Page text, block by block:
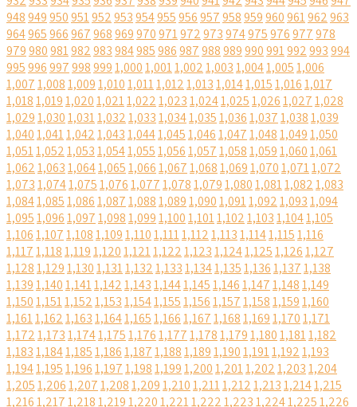
948949950951952953954955956957958959960961962963
964965966967968969970971972973974975976977978
979980981982983984985986987988989990991992993994
9959969979989991,0001,0011,0021,0031,0041,0051,006
1,0071,0081,0091,0101,0111,0121,0131,0141,0151,0161,017
1,0181,0191,0201,0211,0221,0231,0241,0251,0261,0271,028
1,0291,0301,0311,0321,0331,0341,0351,0361,0371,0381,039
1,0401,0411,0421,0431,0441,0451,0461,0471,0481,0491,050
1,0511,0521,0531,0541,0551,0561,0571,0581,0591,0601,061
1,0621,0631,0641,0651,0661,0671,0681,0691,0701,0711,072
1,0731,0741,0751,0761,0771,0781,0791,0801,0811,0821,083
1,0841,0851,0861,0871,0881,0891,0901,0911,0921,0931,094
1,0951,0961,0971,0981,0991,1001,1011,1021,1031,1041,105
1,1061,1071,1081,1091,1101,1111,1121,1131,1141,1151,116
1,1171,1181,1191,1201,1211,1221,1231,1241,1251,1261,127
1,1281,1291,1301,1311,1321,1331,1341,1351,1361,1371,138
1,1391,1401,1411,1421,1431,1441,1451,1461,1471,1481,149
1,1501,1511,1521,1531,1541,1551,1561,1571,1581,1591,160
1,1611,1621,1631,1641,1651,1661,1671,1681,1691,1701,171
1,1721,1731,1741,1751,1761,1771,1781,1791,1801,1811,182
1,1831,1841,1851,1861,1871,1881,1891,1901,1911,1921,193
1,1941,1951,1961,1971,1981,1991,2001,2011,2021,2031,204
1,2051,2061,2071,2081,2091,2101,2111,2121,2131,2141,215
1,2161,2171,2181,2191,2201,2211,2221,2231,2241,2251,226